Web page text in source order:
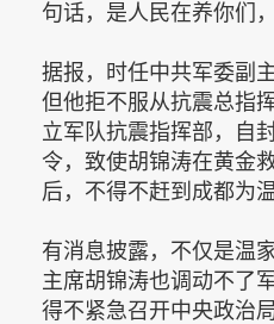
句话，是人民在养你们
据报，时任中共军委副
但他拒不服从抗震总指
立军队抗震指挥部，自
令，致使胡锦涛在黄金
后，不得不赶到成都为
有消息披露，不仅是温
主席胡锦涛也调动不了
得不紧急召开中央政治